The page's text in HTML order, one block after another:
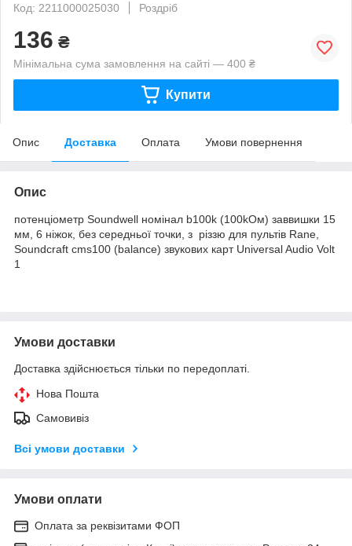
Код: 2211000025030
Роздріб
136 ₴
Мінімальна сума замовлення на сайті — 400 ₴
Купити
Опис Доставка Оплата Умови повернення
Опис
потенціометр Soundwell номінал b100k (100kOм) заввишки 15
мм, 6 ніжок, без середньої точки, з різзю для пультів Rane,
Soundcraft cms100 (balance) звукових карт Universal Audio Volt
1
Умови доставки
Доставка здійснюється тільки по передоплаті.
Нова Пошта
Самовивіз
Всі умови доставки
Умови оплати
Оплата за реквізитами ФОП